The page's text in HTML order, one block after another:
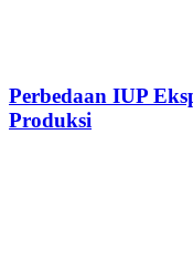
Perbedaan IUP
Produksi